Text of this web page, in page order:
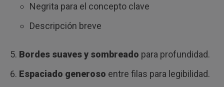
Negrita para el concepto clave
Descripción breve
Bordes suaves y sombreado para profundidad.
Espaciado generoso entre filas para legibilidad.